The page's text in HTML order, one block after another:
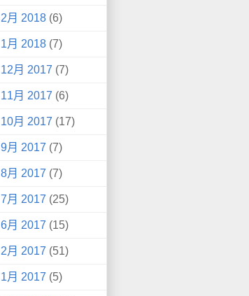
2月 2018 (6)
1月 2018 (7)
12月 2017 (7)
11月 2017 (6)
10月 2017 (17)
9月 2017 (7)
8月 2017 (7)
7月 2017 (25)
6月 2017 (15)
2月 2017 (51)
1月 2017 (5)